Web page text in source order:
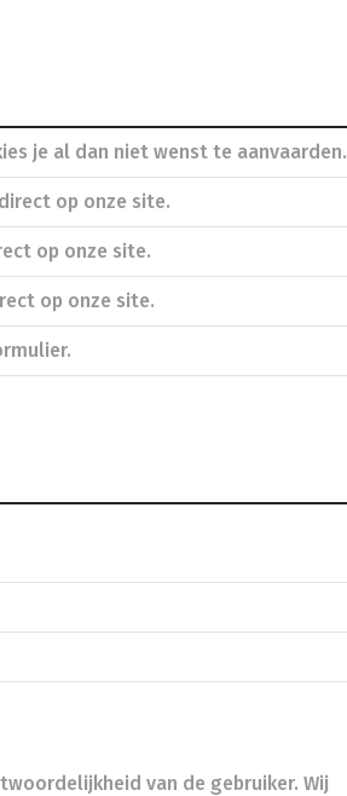
je al dan niet wenst te aanvaarden.
op onze site.
op onze site.
op onze site.
van de gebruiker. Wij